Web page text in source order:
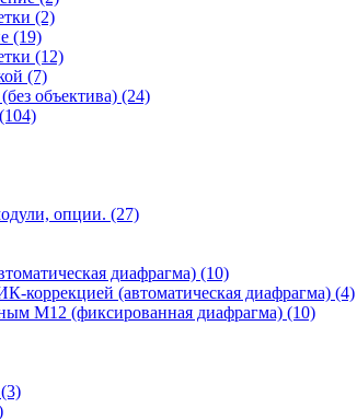
(2)
(19)
(12)
(7)
объектива) (24)
(104)
опции. (27)
диафрагма) (10)
коррекцией (автоматическая диафрагма) (4)
М12 (фиксированная диафрагма) (10)
(3)